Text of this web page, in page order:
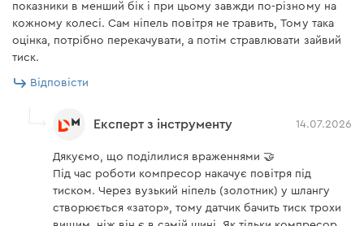
показники в менший бік і при цьому завжди по-різному на
кожному колесі. Сам ніпель повітря не травить, Тому така
оцінка, потрібно перекачувати, а потім стравлювати зайвий
тиск.
Відповісти
Експерт з інструменту 14.07.2026
Дякуємо, що поділилися враженнями 🤝
Під час роботи компресор накачує повітря під
тиском. Через вузький ніпель (золотник) у шлангу
створюється «затор», тому датчик бачить тиск трохи